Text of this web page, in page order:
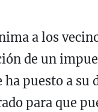
a los
de un
ha puesto a
para que